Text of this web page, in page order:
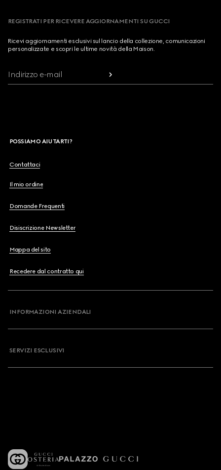
REGISTRATI PER RICEVERE AGGIORNAMENTI SU GUCCI
Ricevi aggiornamenti esclusivi sul lancio della collezione, comunicazioni
personalizzate e scopri le ultime novità della Maison.
Indirizzo e-mail
POSSIAMO AIUTARTI?
Contattaci
Il mio ordine
Domande Frequenti
Disiscrizione Newsletter
Mappa del sito
Recedere dal contratto qui
INFORMAZIONI AZIENDALI
SERVIZI ESCLUSIVI